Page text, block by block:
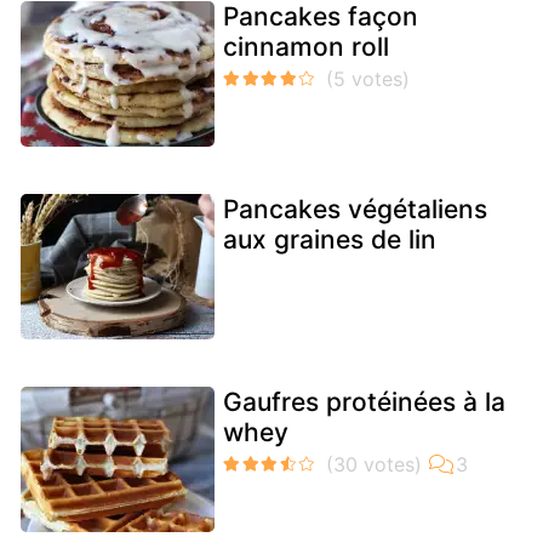
Pancakes façon
cinnamon roll
Pancakes végétaliens
aux graines de lin
Gaufres protéinées à la
whey